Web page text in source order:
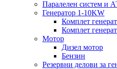
Паралелен систем и
Генератор 1-10KW
Комплет
Комплет
Мотор
Дизел мотор
Бензин
Резервни делови за